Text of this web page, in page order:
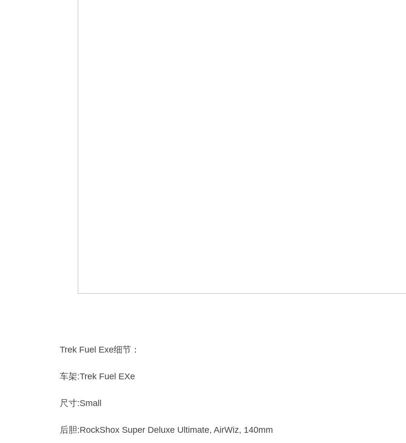
Trek Fuel Exe细节：
车架:Trek Fuel EXe
尺寸:Small
后胆:RockShox Super Deluxe Ultimate, AirWiz, 140mm